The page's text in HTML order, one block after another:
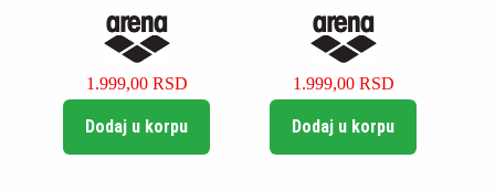
1.999,00 RSD
Dodaj u korpu
1.999,00 RSD
Dodaj u korpu